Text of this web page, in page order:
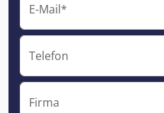
E-Mail*
Telefon
Firma